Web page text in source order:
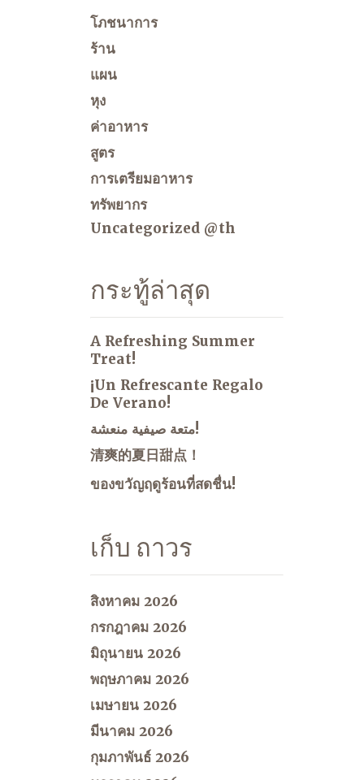
โภชนาการ
ร้าน
แผน
หุง
ค่าอาหาร
สูตร
การเตรียมอาหาร
ทรัพยากร
Uncategorized @th
กระทู้ล่าสุด
A Refreshing Summer
Treat!
¡Un Refrescante Regalo
De Verano!
متعة صيفية منعشة!
清爽的夏日甜点！
ของขวัญฤดูร้อนที่สดชื่น!
เก็บ ถาวร
สิงหาคม 2026
กรกฎาคม 2026
มิถุนายน 2026
พฤษภาคม 2026
เมษายน 2026
มีนาคม 2026
กุมภาพันธ์ 2026